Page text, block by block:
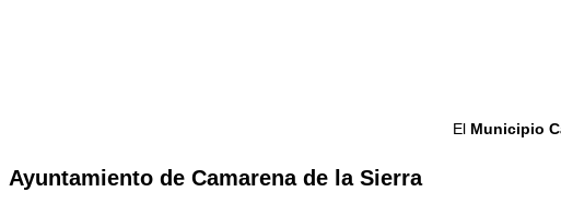
El Municipio
Ayuntamiento de Camarena de la Sierra